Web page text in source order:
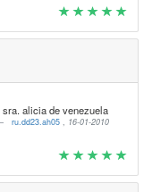
alicia de venezuela
ru.dd23.ah05 , 16-01-2010